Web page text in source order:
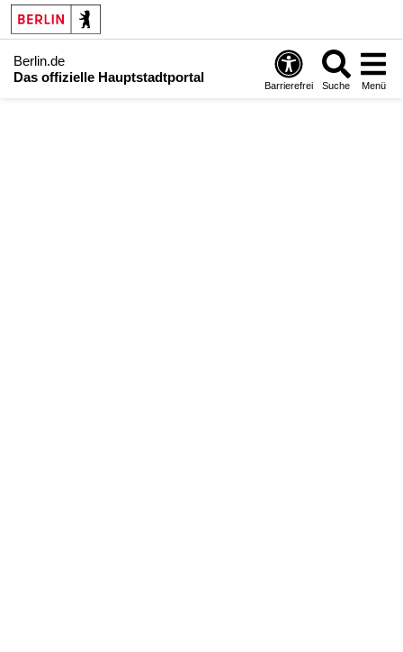
Berlin.de
Das offizielle Hauptstadtportal
Barrierefrei Suche Menü